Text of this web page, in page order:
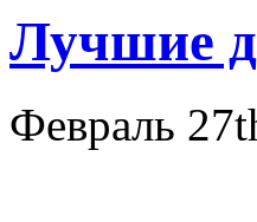
Лучшие
Февраль